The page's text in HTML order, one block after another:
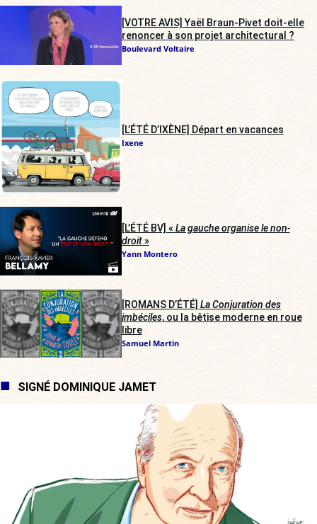
[VOTRE AVIS] Yaël Braun-Pivet doit-elle
renoncer à son projet architectural ?
Boulevard Voltaire
[L’ÉTÉ D’IXÈNE] Départ en vacances
Ixene
[L’ÉTÉ BV] « La gauche organise le non-
droit»
Yann Montero
[ROMANS D’ÉTÉ] La Conjuration des
imbéciles, ou la bêtise moderne en roue
libre
Samuel Martin
SIGNÉ DOMINIQUE JAMET